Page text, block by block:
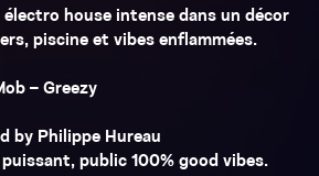
house intense dans un décor
piscine et vibes enflammées.
– Greezy
by Philippe Hureau
public 100% good vibes.